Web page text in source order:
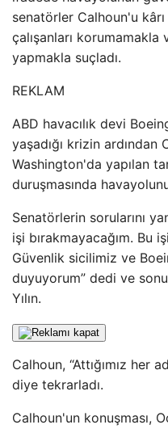
senatörler Calhoun'u
çalışanları
yapmakla suçladı.
REKLAM
ABD havacılık devi
yaşadığı krizin ardından
Washington'da yapılan
duruşmasında
Senatörlerin sorularını
işi bırakmayacağım. Bu
Güvenlik sicilimiz ve
duyuyorum” dedi ve
Yılın.
Calhoun, “Attığımız her
diye tekrarladı.
Calhoun'un konuşması,